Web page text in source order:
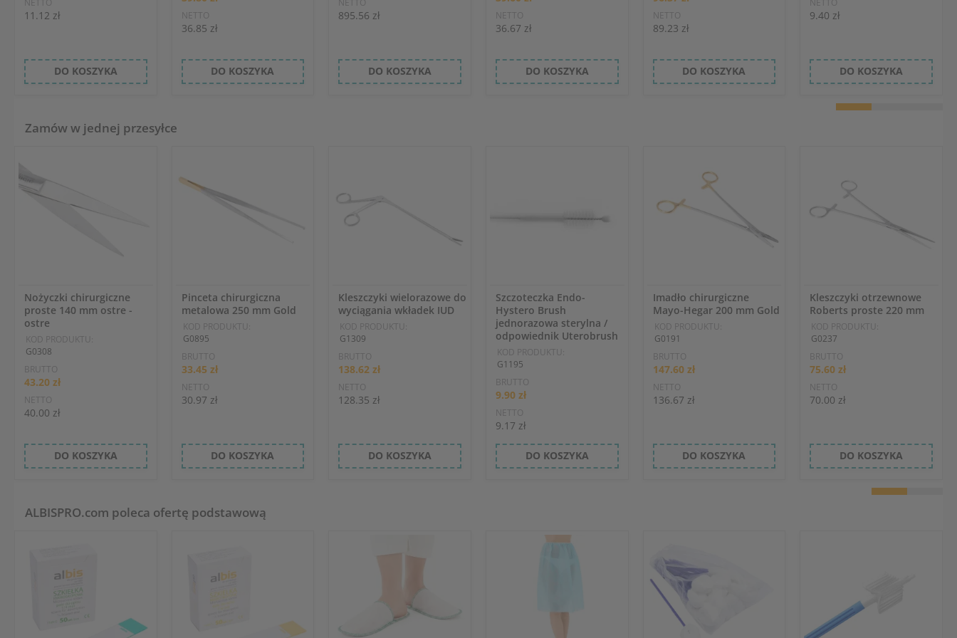
NETTO
11.12 zł
DO KOSZYKA
NETTO
36.85 zł
DO KOSZYKA
NETTO
895.56 zł
DO KOSZYKA
NETTO
36.67 zł
DO KOSZYKA
NETTO
89.23 zł
DO KOSZYKA
NETTO
9.40 zł
DO KOSZYKA
Zamów w jednej przesyłce
Nożyczki chirurgiczne
proste 140 mm ostre -
ostre
KOD PRODUKTU:
G0308
BRUTTO
43.20 zł
NETTO
40.00 zł
DO KOSZYKA
Pinceta chirurgiczna
metalowa 250 mm Gold
KOD PRODUKTU:
G0895
BRUTTO
33.45 zł
NETTO
30.97 zł
DO KOSZYKA
Kleszczyki wielorazowe do
wyciągania wkładek IUD
KOD PRODUKTU:
G1309
BRUTTO
138.62 zł
NETTO
128.35 zł
DO KOSZYKA
Szczoteczka Endo-
Hystero Brush
jednorazowa sterylna /
odpowiednik Uterobrush
KOD PRODUKTU:
G1195
BRUTTO
9.90 zł
NETTO
9.17 zł
DO KOSZYKA
Imadło chirurgiczne
Mayo-Hegar 200 mm Gold
KOD PRODUKTU:
G0191
BRUTTO
147.60 zł
NETTO
136.67 zł
DO KOSZYKA
Kleszczyki otrzewnowe
Roberts proste 220 mm
KOD PRODUKTU:
G0237
BRUTTO
75.60 zł
NETTO
70.00 zł
DO KOSZYKA
ALBISPRO.com poleca ofertę podstawową